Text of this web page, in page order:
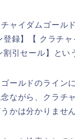
ャイダムゴール
登録】【 クラチ
割引セール】とい
ールドのライン
ながら、クラチ
かは分かりませ